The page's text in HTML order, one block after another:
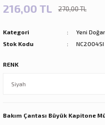
216,00 TL 270,00 TL
Kategori
Yeni
Stok Kodu
NC2004SI
RENK
Bakım Çantası Büyük Kapitone